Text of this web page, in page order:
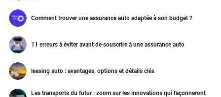
Comment trouver une assurance auto adaptée à son budget ?
11 erreurs à éviter avant de souscrire à une assurance auto
leasing auto : avantages, options et détails clés
Les transports du futur : zoom sur les innovations qui façonneront